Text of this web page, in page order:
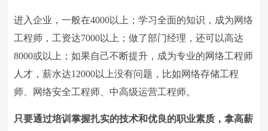
进入企业，一般在4000以上；学习全面的知识，成为网络
工程师，工资达7000以上；做了部门经理，还可以高达
8000或以上；如果自己不断提升，成为专业的网络工程师
人才，薪水达12000以上没有问题，比如网络存储工程
师、网络安全工程师、中高级运营工程师。
只要通过培训掌握扎实的技术和优良的职业素质，拿高薪